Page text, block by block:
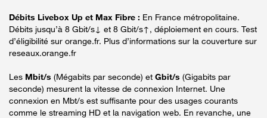
Débits Livebox Up et Max Fibre : En France métropolitaine.
Débits jusqu’à 8 Gbit/s↓ et 8 Gbit/s↑, déploiement en cours. Test
d’éligibilité sur orange.fr. Plus d’informations sur la couverture sur
reseaux.orange.fr
Les Mbit/s (Mégabits par seconde) et Gbit/s (Gigabits par
seconde) mesurent la vitesse de connexion Internet. Une
connexion en Mbt/s est suffisante pour des usages courants
comme le streaming HD et la navigation web. En revanche, une